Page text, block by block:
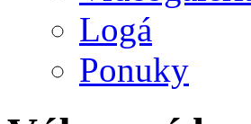
Logá
Ponuky